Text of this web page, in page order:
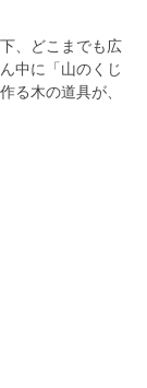
、どこまでも広
中に「山のくじ
る木の道具が、